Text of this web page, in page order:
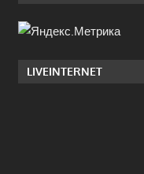
LIVEINTERNET